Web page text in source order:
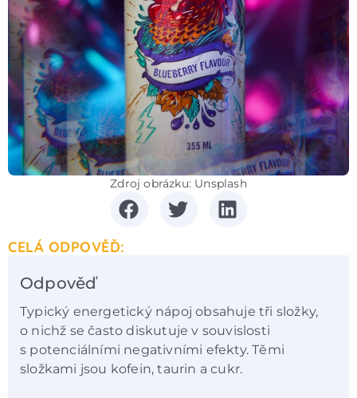
Zdroj obrázku: Unsplash
CELÁ ODPOVĚĎ:
Odpověď
Typický energetický nápoj obsahuje tři složky,
o nichž se často diskutuje v souvislosti
s potenciálními negativními efekty. Těmi
složkami jsou kofein, taurin a cukr.